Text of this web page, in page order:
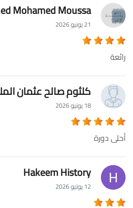
Mohamed Moussa
21 يونيو 2026
رائعة
كلثوم صالح عثمان
18 يونيو 2026
أحلى دورة
Hakeem History
12 يونيو 2026